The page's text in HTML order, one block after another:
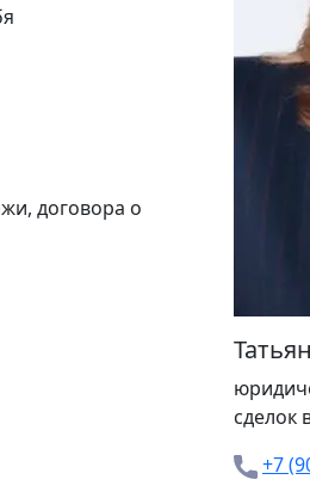
договора о
сделок
+7